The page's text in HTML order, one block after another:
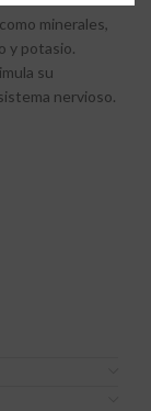
minerales,
y potasio.
su
nervioso.